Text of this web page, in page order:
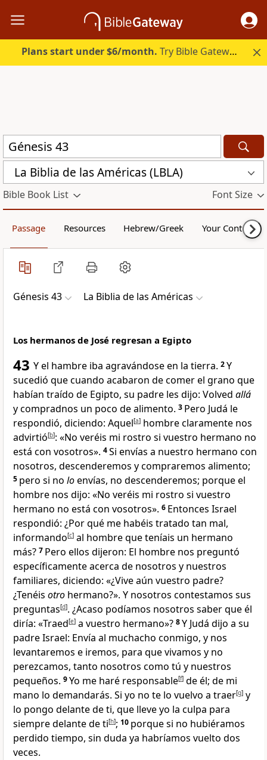
Plans start under $6/month. Try Bible Gateway Plus.
La Biblia de las Américas (LBLA)
Bible Book List Font Size
Passage Resources Hebrew/Greek Your Content
Génesis 43 La Biblia de las Américas
Los hermanos de José regresan a Egipto
43 Y el hambre iba agravándose en la tierra. 2Y
sucedió que cuando acabaron de comer el grano que
habían traído de Egipto, su padre les dijo: Volved allá
y compradnos un poco de alimento. 3 Pero Judá le
respondió, diciendo: Aquel[a] hombre claramente nos
advirtió[b]: «No veréis mi rostro si vuestro hermano no
está con vosotros». 4Si envías a nuestro hermano con
nosotros, descenderemos y compraremos alimento;
5 pero si no loenvías, no descenderemos; porque el
hombre nos dijo: «No veréis mi rostro si vuestro
hermano no está con vosotros». 6 Entonces Israel
respondió: ¿Por qué me habéis tratado tan mal,
informando[c] al hombre que teníais un hermano
más? 7 Pero ellos dijeron: El hombre nos preguntó
específicamente acerca de nosotros y nuestros
familiares, diciendo: «¿Vive aún vuestro padre?
¿Tenéis otro hermano?». Y nosotros contestamos sus
preguntas[d]. ¿Acaso podíamos nosotros saber que él
diría: «Traed[e] a vuestro hermano»? 8Y Judá dijo a su
padre Israel: Envía al muchacho conmigo, y nos
levantaremos e iremos, para que vivamos y no
perezcamos, tanto nosotros como tú y nuestros
pequeños. 9Yo me haré responsable[f] de él; de mi
mano lo demandarás. Si yo no te lo vuelvo a traer[g] y
lo pongo delante de ti, que lleve yo la culpa para
siempre delante de ti[h]; 10 porque si no hubiéramos
perdido tiempo, sin duda ya habríamos vuelto dos
veces.